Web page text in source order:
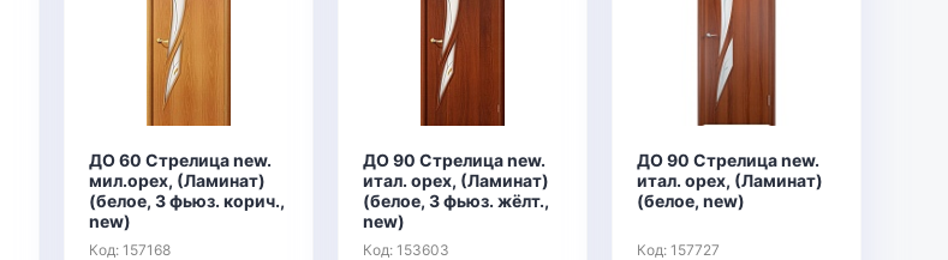
ДО 60 Стрелица new.
мил.орех, (Ламинат)
(белое, 3 фьюз. корич.,
new)
Код: 157168
ДО 90 Стрелица new.
итал. орех, (Ламинат)
(белое, 3 фьюз. жёлт.,
new)
Код: 153603
ДО 90 Стрелица new.
итал. орех, (Ламинат)
(белое, new)
Код: 157727